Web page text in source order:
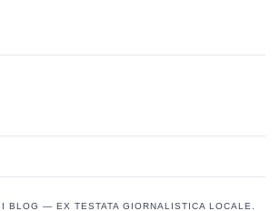
BLOG — EX TESTATA GIORNALISTICA LOCALE.